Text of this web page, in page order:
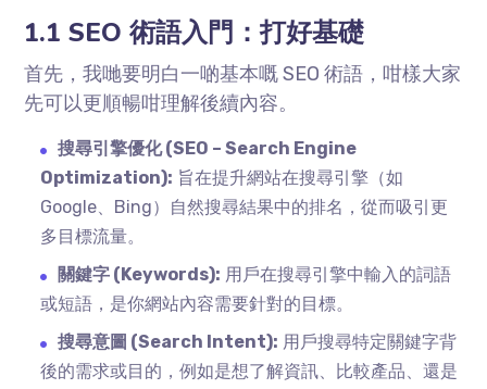
1.1 SEO 術語入門：打好基礎
首先，我哋要明白一啲基本嘅 SEO 術語，咁樣大家
先可以更順暢咁理解後續內容。
搜尋引擎優化 (SEO – Search Engine
Optimization): 旨在提升網站在搜尋引擎（如
Google、Bing）自然搜尋結果中的排名，從而吸引更
多目標流量。
關鍵字 (Keywords): 用戶在搜尋引擎中輸入的詞語
或短語，是你網站內容需要針對的目標。
搜尋意圖 (Search Intent): 用戶搜尋特定關鍵字背
後的需求或目的，例如是想了解資訊、比較產品、還是